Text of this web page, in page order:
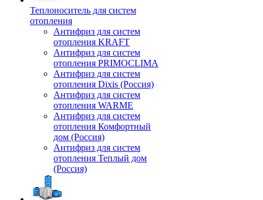
Теплоноситель для систем
отопления
Антифриз для систем
отопления KRAFT
Антифриз для систем
отопления PRIMOCLIMA
Антифриз для систем
отопления Dixis (Россия)
Антифриз для систем
отопления WARME
Антифриз для систем
отопления Комфортный
дом (Россия)
Антифриз для систем
отопления Теплый дом
(Россия)